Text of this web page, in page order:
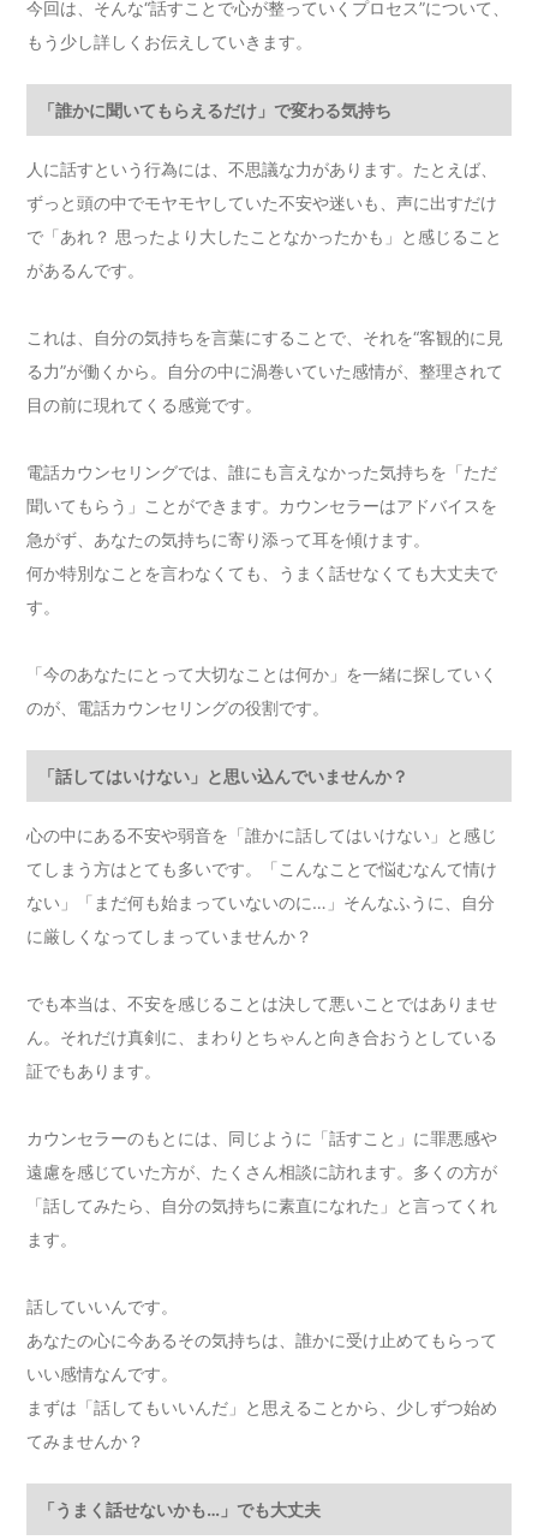
今回は、そんな“話すことで心が整っていくプロセス”について、
もう少し詳しくお伝えしていきます。
「誰かに聞いてもらえるだけ」で変わる気持ち
人に話すという行為には、不思議な力があります。たとえば、
ずっと頭の中でモヤモヤしていた不安や迷いも、声に出すだけ
で「あれ？ 思ったより大したことなかったかも」と感じること
があるんです。
これは、自分の気持ちを言葉にすることで、それを“客観的に見
る力”が働くから。自分の中に渦巻いていた感情が、整理されて
目の前に現れてくる感覚です。
電話カウンセリングでは、誰にも言えなかった気持ちを「ただ
聞いてもらう」ことができます。カウンセラーはアドバイスを
急がず、あなたの気持ちに寄り添って耳を傾けます。
何か特別なことを言わなくても、うまく話せなくても大丈夫で
す。
「今のあなたにとって大切なことは何か」を一緒に探していく
のが、電話カウンセリングの役割です。
「話してはいけない」と思い込んでいませんか？
心の中にある不安や弱音を「誰かに話してはいけない」と感じ
てしまう方はとても多いです。「こんなことで悩むなんて情け
ない」「まだ何も始まっていないのに…」そんなふうに、自分
に厳しくなってしまっていませんか？
でも本当は、不安を感じることは決して悪いことではありませ
ん。それだけ真剣に、まわりとちゃんと向き合おうとしている
証でもあります。
カウンセラーのもとには、同じように「話すこと」に罪悪感や
遠慮を感じていた方が、たくさん相談に訪れます。多くの方が
「話してみたら、自分の気持ちに素直になれた」と言ってくれ
ます。
話していいんです。
あなたの心に今あるその気持ちは、誰かに受け止めてもらって
いい感情なんです。
まずは「話してもいいんだ」と思えることから、少しずつ始め
てみませんか？
「うまく話せないかも…」でも大丈夫